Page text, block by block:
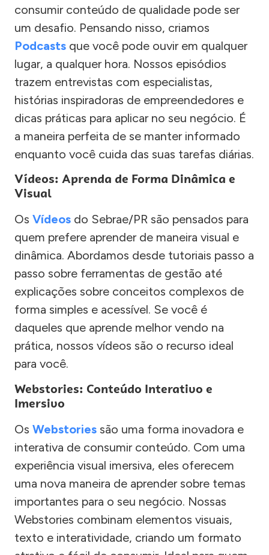
consumir conteúdo de qualidade pode ser
um desafio. Pensando nisso, criamos
Podcasts que você pode ouvir em qualquer
lugar, a qualquer hora. Nossos episódios
trazem entrevistas com especialistas,
histórias inspiradoras de empreendedores e
dicas práticas para aplicar no seu negócio. É
a maneira perfeita de se manter informado
enquanto você cuida das suas tarefas diárias.
Vídeos: Aprenda de Forma Dinâmica e
Visual
Os Vídeos do Sebrae/PR são pensados para
quem prefere aprender de maneira visual e
dinâmica. Abordamos desde tutoriais passo a
passo sobre ferramentas de gestão até
explicações sobre conceitos complexos de
forma simples e acessível. Se você é
daqueles que aprende melhor vendo na
prática, nossos vídeos são o recurso ideal
para você.
Webstories: Conteúdo Interativo e
Imersivo
Os Webstories são uma forma inovadora e
interativa de consumir conteúdo. Com uma
experiência visual imersiva, eles oferecem
uma nova maneira de aprender sobre temas
importantes para o seu negócio. Nossas
Webstories combinam elementos visuais,
texto e interatividade, criando um formato